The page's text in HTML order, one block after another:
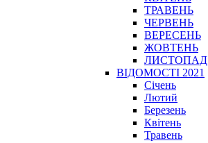
ТРАВЕНЬ
ЧЕРВЕНЬ
ВЕРЕСЕНЬ
ЖОВТЕНЬ
ЛИСТОПАД
ВІДОМОСТІ 2021
Січень
Лютий
Березень
Квітень
Травень